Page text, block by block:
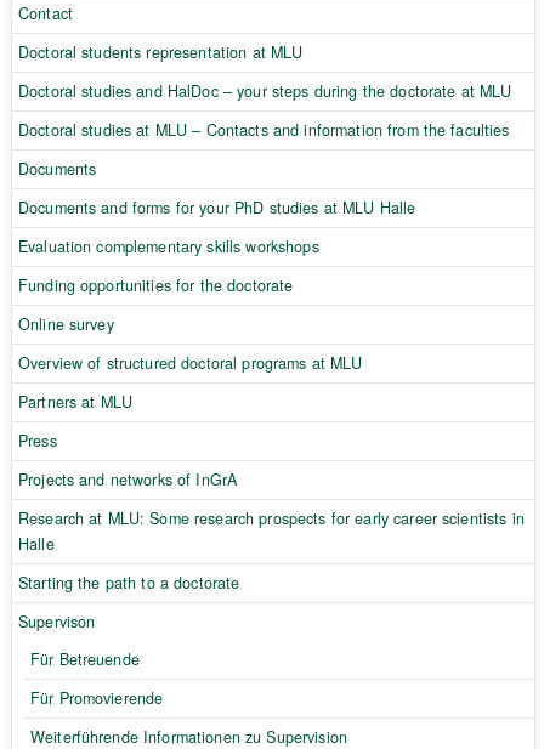
Contact
Doctoral students representation at MLU
Doctoral studies and HalDoc – your steps during the doctorate at MLU
Doctoral studies at MLU – Contacts and information from the faculties
Documents
Documents and forms for your PhD studies at MLU Halle
Evaluation complementary skills workshops
Funding opportunities for the doctorate
Online survey
Overview of structured doctoral programs at MLU
Partners at MLU
Press
Projects and networks of InGrA
Research at MLU: Some research prospects for early career scientists in
Halle
Starting the path to a doctorate
Supervison
Für Betreuende
Für Promovierende
Weiterführende Informationen zu Supervision